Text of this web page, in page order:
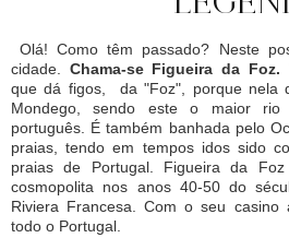
Olá! Como têm passado? Neste
cidade. Chama-se Figueira da Foz.
que dá figos, da "Foz", porque nela
Mondego, sendo este o maior
português. É também banhada pelo
praias, tendo em tempos idos sido
praias de Portugal. Figueira da
cosmopolita nos anos 40-50 do
Riviera Francesa. Com o seu
todo o Portugal.